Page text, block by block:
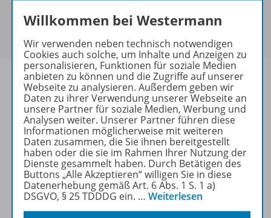
Um den für Sie gültigen Preis zu sehen,melden Sie
Informationen
Beschreibung
Weitere Inhalte der Ausgabe
Willkommen bei Westermann
Wir verwenden neben technisch notwendigen
Cookies auch solche, um Inhalte und Anzeigen zu
personalisieren, Funktionen für soziale Medien
anbieten zu können und die Zugriffe auf unserer
Webseite zu analysieren. Außerdem geben wir
Daten zu ihrer Verwendung unserer Webseite an
unsere Partner für soziale Medien, Werbung und
Analysen weiter. Unserer Partner führen diese
Informationen möglicherweise mit weiteren
Daten zusammen, die Sie ihnen bereitgestellt
haben oder die sie im Rahmen Ihrer Nutzung der
Dienste gesammelt haben. Durch Betätigen des
Buttons „Alle Akzeptieren“ willigen Sie in diese
Datenerhebung gemäß Art. 6 Abs. 1 S. 1 a)
DSGVO, § 25 TDDDG ein. … Weiterlesen